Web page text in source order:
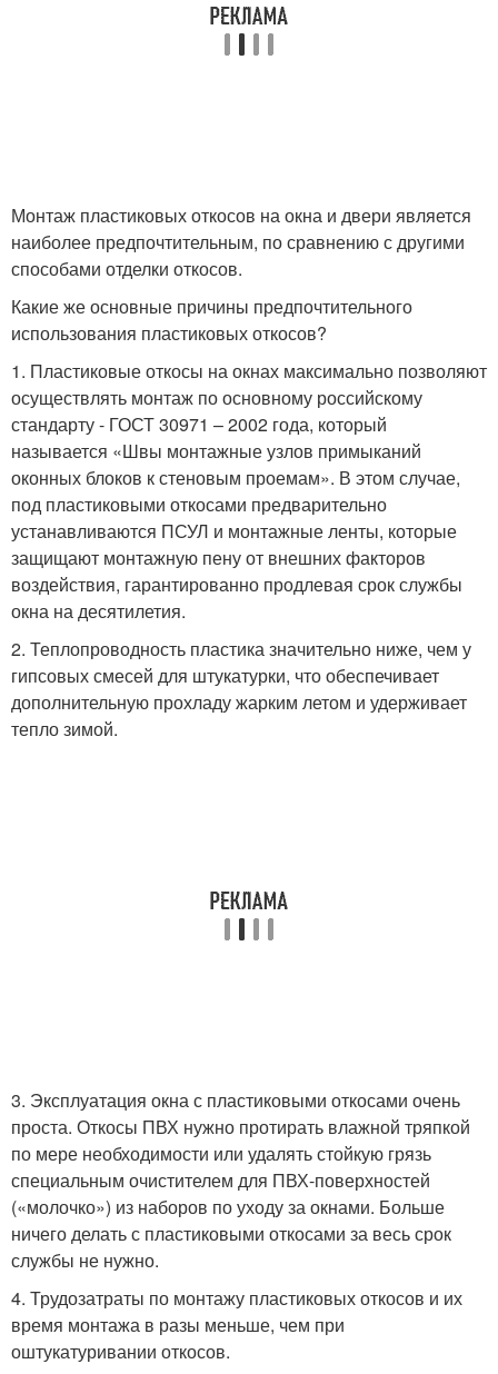
Монтаж пластиковых откосов на окна и двери является
наиболее предпочтительным, по сравнению с другими
способами отделки откосов.
Какие же основные причины предпочтительного
использования пластиковых откосов?
1. Пластиковые откосы на окнах максимально позволяют
осуществлять монтаж по основному российскому
стандарту - ГОСТ 30971 – 2002 года, который
называется «Швы монтажные узлов примыканий
оконных блоков к стеновым проемам». В этом случае,
под пластиковыми откосами предварительно
устанавливаются ПСУЛ и монтажные ленты, которые
защищают монтажную пену от внешних факторов
воздействия, гарантированно продлевая срок службы
окна на десятилетия.
2. Теплопроводность пластика значительно ниже, чем у
гипсовых смесей для штукатурки, что обеспечивает
дополнительную прохладу жарким летом и удерживает
тепло зимой.
3. Эксплуатация окна с пластиковыми откосами очень
проста. Откосы ПВХ нужно протирать влажной тряпкой
по мере необходимости или удалять стойкую грязь
специальным очистителем для ПВХ-поверхностей
(«молочко») из наборов по уходу за окнами. Больше
ничего делать с пластиковыми откосами за весь срок
службы не нужно.
4. Трудозатраты по монтажу пластиковых откосов и их
время монтажа в разы меньше, чем при
оштукатуривании откосов.